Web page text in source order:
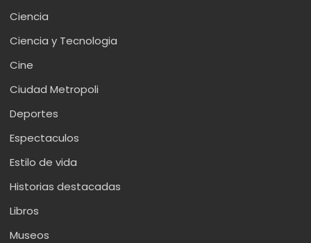
Ciencia
Ciencia y Tecnologia
Cine
Ciudad Metropoli
Deportes
Espectaculos
Estilo de vida
Historias destacadas
Libros
Museos